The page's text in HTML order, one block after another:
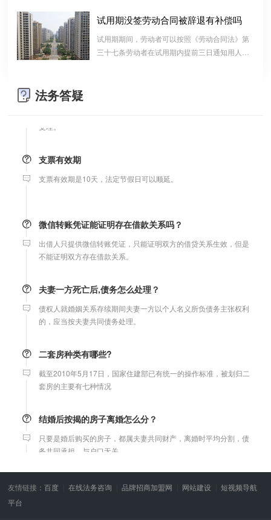
系，而欠条是双方基于以前的经济往来而进行结
往来的结算，仅是代表一种纯粹的债权债务关系
并不代表借款合同关系。因此借款时宜写“借
试用期没签劳动合同被辞退有补偿吗
试用期期间，劳动者可以按照《劳动合同法》第
三十七条劳动者在试用期内提前三日通知用人单
法务答疑
婚前协议
婚前协议的主要目的是对双方各自的财产和债务范围以及权利归属
等问题实现作出约定，以免将来离婚或一方死亡是产生争议。
婚内财产公证在哪边公证处申请
支票有效期
微信转账凭证能证明存在借款关系吗？
不能证明双方存在借款关系。
夫妻一方死亡后,债务怎么处理？
的，应当按夫妻共同债务处理。
二套房种类有哪些?
套房的主要有七种情况
结婚后按揭的房子离婚怎么分？
务共同承担，与户口无关。
友情链接：百度 在线法务咨询 品牌招商加盟网 网站建设
短视频导航
平台